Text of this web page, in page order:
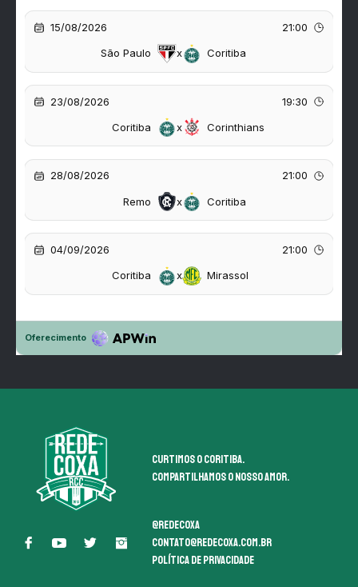
Curtimos o coritiba.
Compartilhamos o nosso amor.
@redecoxa
contato@redecoxa.com.br
Política de Privacidade